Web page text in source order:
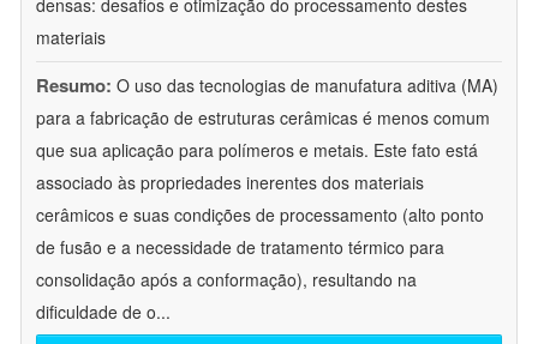
densas: desafios e otimização do processamento destes
materiais
Resumo: O uso das tecnologias de manufatura aditiva (MA)
para a fabricação de estruturas cerâmicas é menos comum
que sua aplicação para polímeros e metais. Este fato está
associado às propriedades inerentes dos materiais
cerâmicos e suas condições de processamento (alto ponto
de fusão e a necessidade de tratamento térmico para
consolidação após a conformação), resultando na
dificuldade de o...